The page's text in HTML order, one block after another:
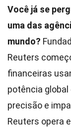
Você já se
uma das
mundo?
Reuters
financeiras
potência global
precisão e
Reuters opera